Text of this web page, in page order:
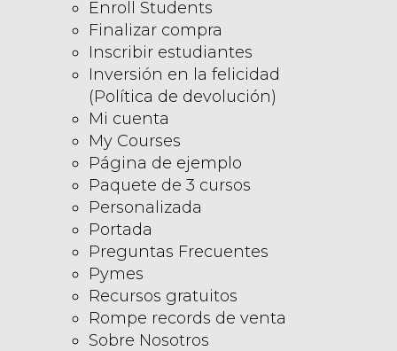
Enroll Students
Finalizar compra
Inscribir estudiantes
Inversión en la felicidad
(Política de devolución)
Mi cuenta
My Courses
Página de ejemplo
Paquete de 3 cursos
Personalizada
Portada
Preguntas Frecuentes
Pymes
Recursos gratuitos
Rompe records de venta
Sobre Nosotros